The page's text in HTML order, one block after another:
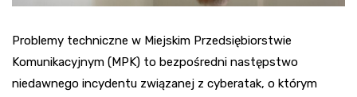
Problemy techniczne w Miejskim Przedsiębiorstwie
Komunikacyjnym (MPK) to bezpośredni następstwo
niedawnego incydentu związanej z cyberatak, o którym